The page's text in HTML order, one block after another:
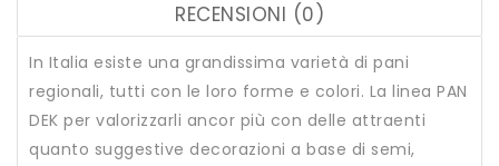
RECENSIONI (0)
In Italia esiste una grandissima varietà di pani
regionali, tutti con le loro forme e colori. La linea PAN
DEK per valorizzarli ancor più con delle attraenti
quanto suggestive decorazioni a base di semi,